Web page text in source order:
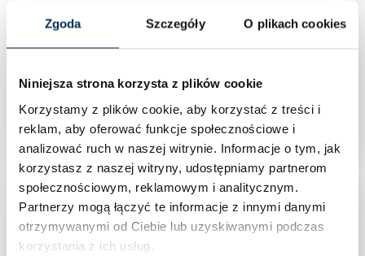
Zgoda Szczegóły O plikach cookies
Niniejsza strona korzysta z plików cookie
Korzystamy z plików cookie, aby korzystać z treści i
reklam, aby oferować funkcje społecznościowe i
analizować ruch w naszej witrynie. Informacje o tym, jak
korzystasz z naszej witryny, udostępniamy partnerom
społecznościowym, reklamowym i analitycznym.
Partnerzy mogą łączyć te informacje z innymi danymi
otrzymywanymi od Ciebie lub uzyskiwanymi podczas
korzystania z ich usług.
Falownik Inwerter trójfazowy Huawei SUN2000-